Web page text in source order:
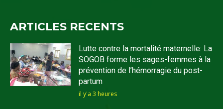
ARTICLES RECENTS
Lutte contre la mortalité maternelle: La
SOGOB forme les sages-femmes à la
prévention de l’hémorragie du post-
partum
il y'a 3 heures